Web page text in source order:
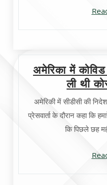
अमेरिका में
ली थी
अमेरिकी में सीडीसी की
प्रेसवार्ता के दौरान कहा कि
कि पिछले छह